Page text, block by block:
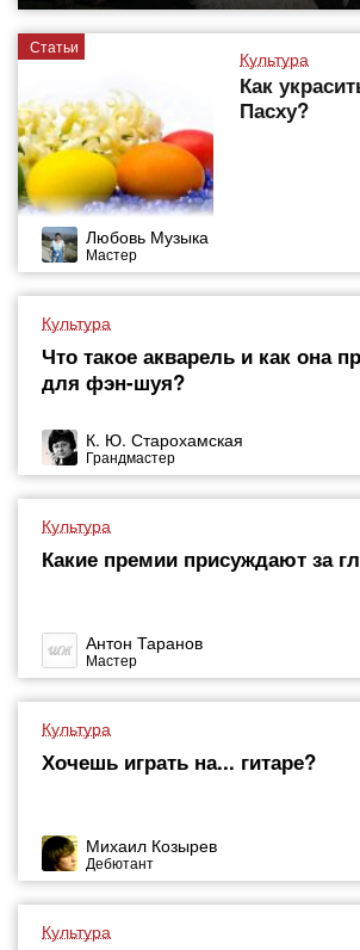
Статьи
Культура
Как
Пасху?
Любовь Музыка
Мастер
Культура
Что такое акварель и как она
для фэн-шуя?
К. Ю. Старохамская
Грандмастер
Культура
Какие премии присуждают за
Антон Таранов
Мастер
Культура
Хочешь играть на... гитаре?
Михаил Козырев
Дебютант
Культура